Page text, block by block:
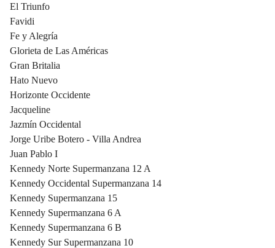
El Triunfo
Favidi
Fe y Alegría
Glorieta de Las Américas
Gran Britalia
Hato Nuevo
Horizonte Occidente
Jacqueline
Jazmín Occidental
Jorge Uribe Botero - Villa Andrea
Juan Pablo I
Kennedy Norte Supermanzana 12 A
Kennedy Occidental Supermanzana 14
Kennedy Supermanzana 15
Kennedy Supermanzana 6 A
Kennedy Supermanzana 6 B
Kennedy Sur Supermanzana 10